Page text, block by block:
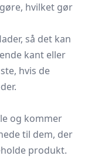
hvilket gør
så det kan
kant eller
hvis de
og kommer
til dem, der
produkt.